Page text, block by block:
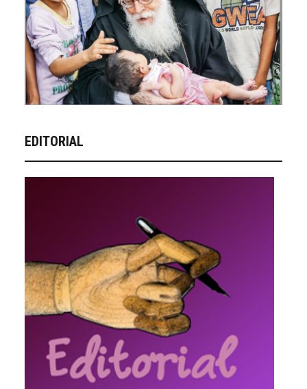
EDITORIAL